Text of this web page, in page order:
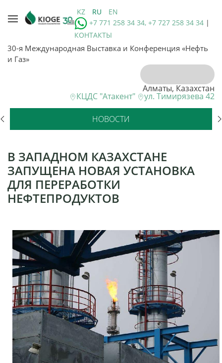
KZ RU
EN
+7 771 258 34 34, +7 727 258 34 34 |
КОНТАКТЫ
30-я Международная Выставка и Конференция «Нефть
и Газ»
Алматы, Казахстан
КЦДС "Атакент" ул. Тимирязева 42
НОВОСТИ
В ЗАПАДНОМ КАЗАХСТАНЕ
ЗАПУЩЕНА НОВАЯ УСТАНОВКА
ДЛЯ ПЕРЕРАБОТКИ
НЕФТЕПРОДУКТОВ